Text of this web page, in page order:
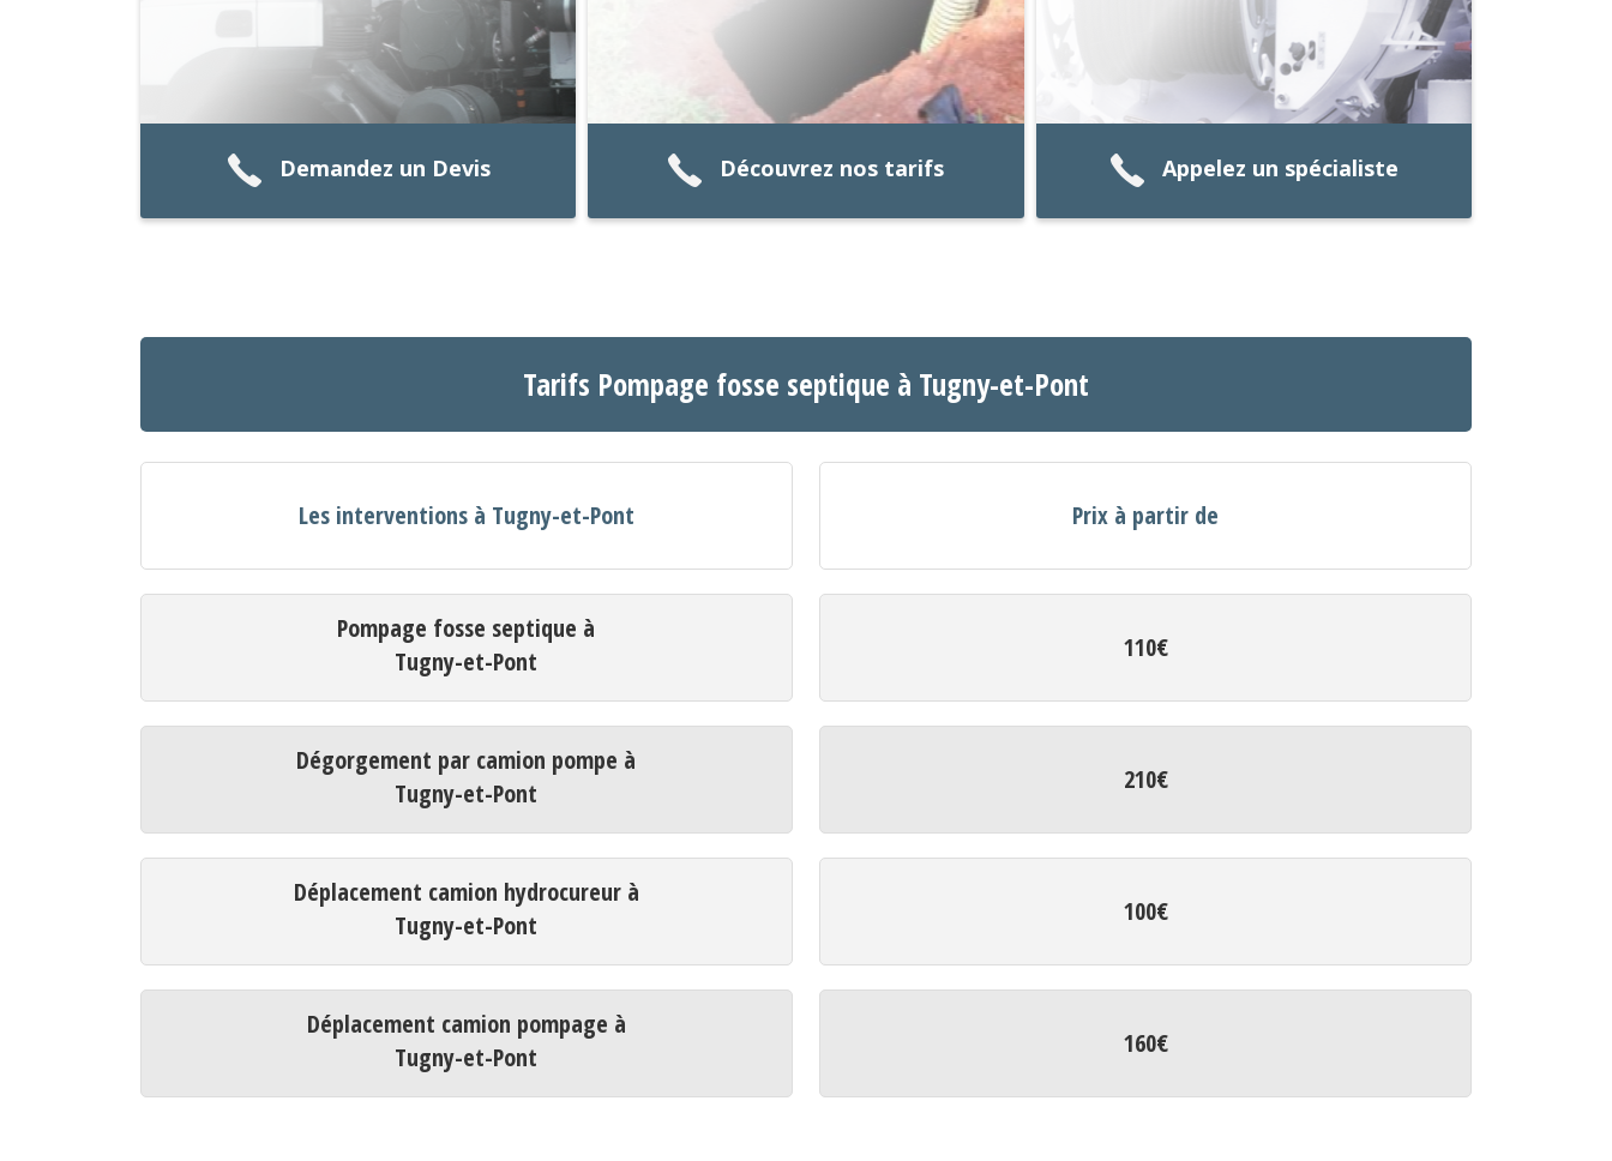
Demandez un Devis Découvrez nos tarifs Appelez un spécialiste
Tarifs Pompage fosse septique à Tugny-et-Pont
Les interventions à Tugny-et-Pont Prix à partir de
Pompage fosse septique à
Tugny-et-Pont
110€
Dégorgement par camion pompe à
Tugny-et-Pont
210€
Déplacement camion hydrocureur à
Tugny-et-Pont
100€
Déplacement camion pompage à
Tugny-et-Pont
160€